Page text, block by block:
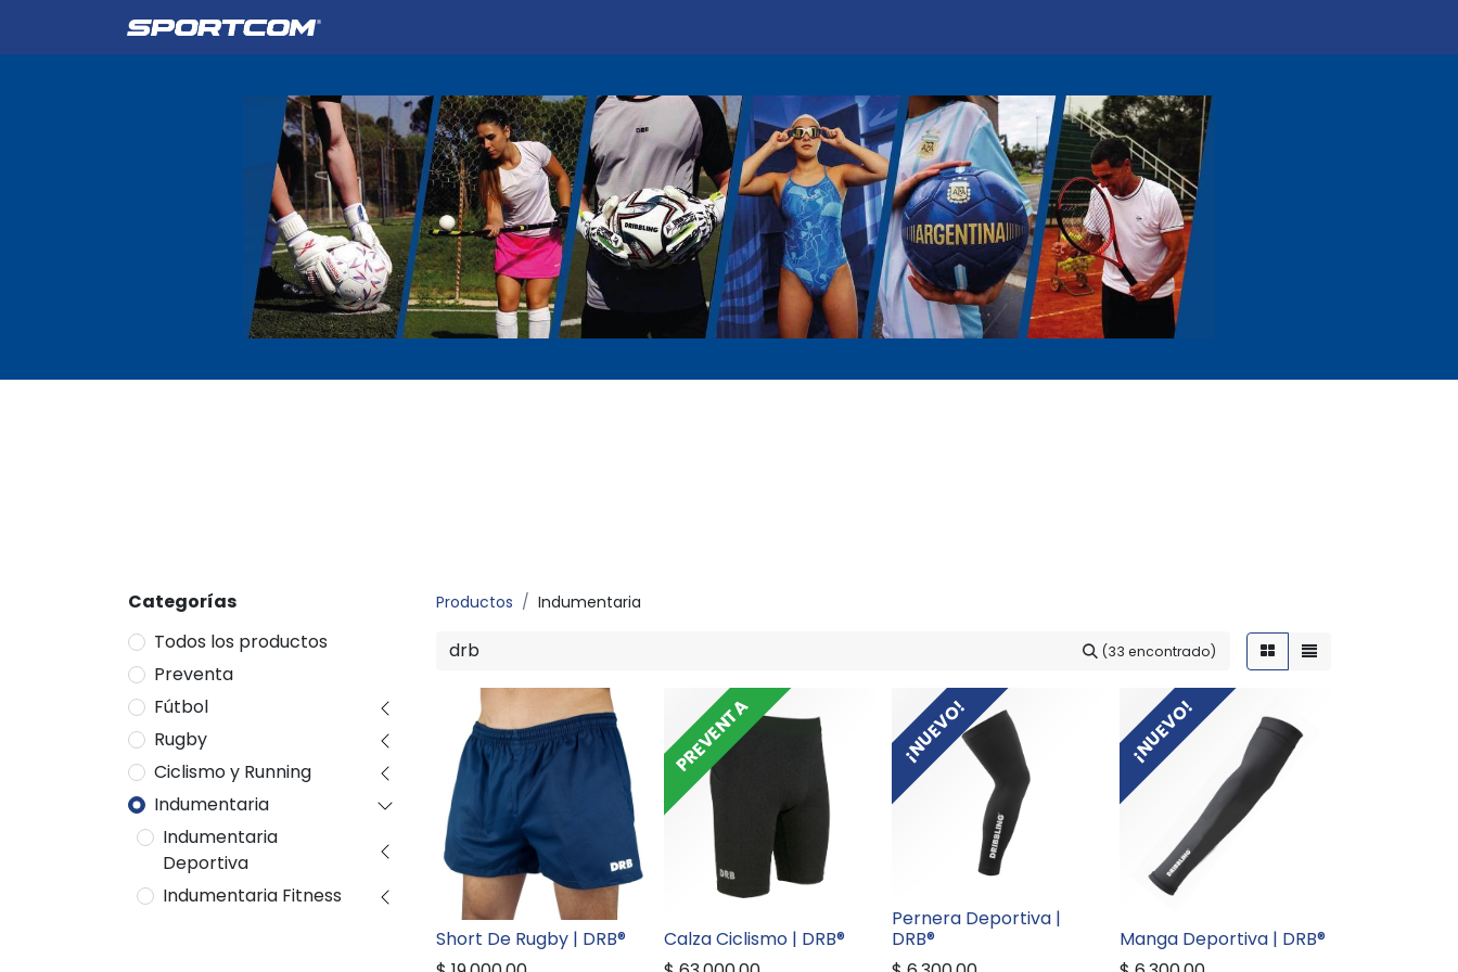
Categorías
Todos los productos
Preventa
Fútbol
Rugby
Ciclismo y Running
Indumentaria
Indumentaria
Deportiva
Indumentaria Fitness
Productos Indumentaria
(33 encontrado)
Short De Rugby | DRB®
PREVENTA
Calza Ciclismo | DRB®
¡NUEVO!
Pernera Deportiva |
DRB®
¡NUEVO!
Manga Deportiva | DRB®